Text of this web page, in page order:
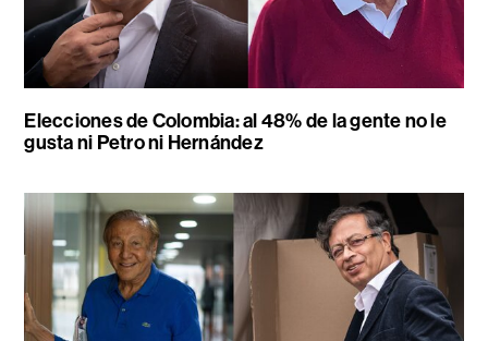
Elecciones de Colombia: al 48% de la gente no le
gusta ni Petro ni Hernández